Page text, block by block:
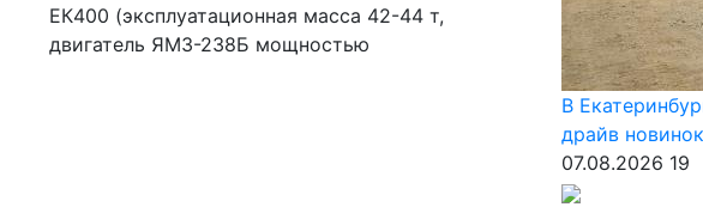
ЕК400 (эксплуатационная масса 42-44 т,
двигатель ЯМЗ-238Б мощностью
В
драйв
07.08.2026 19